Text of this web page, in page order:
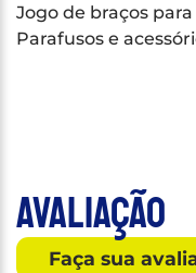
Jogo de braços
Parafusos e
Avaliação
Faça sua